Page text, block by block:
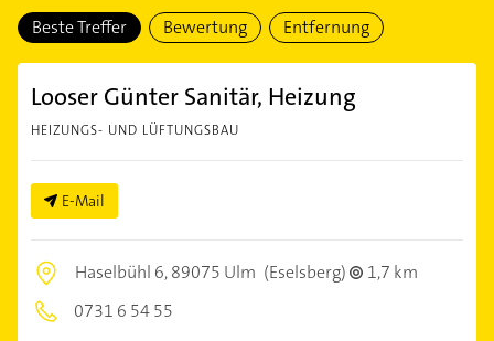
Beste Treffer Bewertung Entfernung
Looser Günter Sanitär, Heizung
HEIZUNGS- UND LÜFTUNGSBAU
E-Mail
Haselbühl 6,89075 Ulm (Eselsberg)
1,7 km
0731 6 54 55